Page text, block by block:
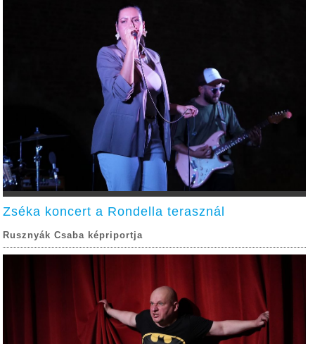
Zséka koncert a Rondella terasznál
Rusznyák Csaba képriportja